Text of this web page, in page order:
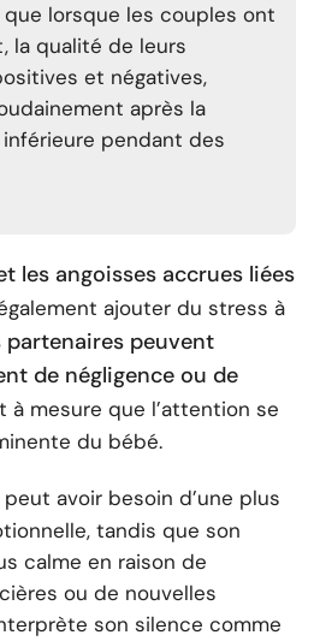
que lorsque les couples ont
la qualité de leurs
et négatives,
après la
pendant des
les angoisses accrues liées
ajouter du stress à
partenaires peuvent
de négligence ou de
à mesure que l’attention se
du bébé.
avoir besoin d’une plus
tandis que son
calme en raison de
ou de nouvelles
son silence comme